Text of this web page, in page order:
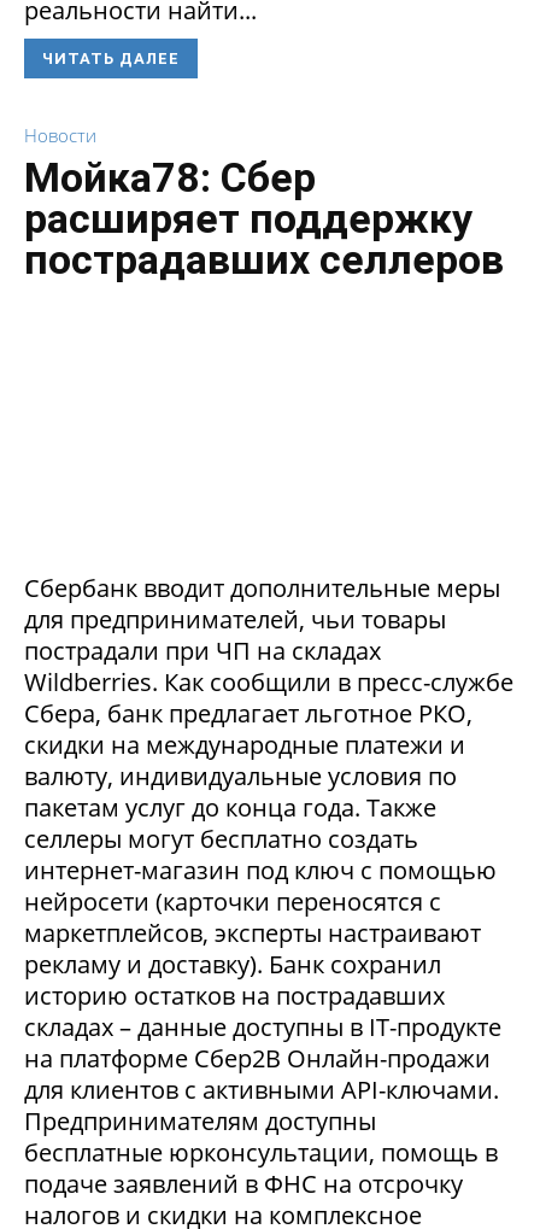
реальности найти...
ЧИТАТЬ ДАЛЕЕ
Новости
Мойка78: Сбер
расширяет поддержку
пострадавших селлеров
Сбербанк вводит дополнительные меры
для предпринимателей, чьи товары
пострадали при ЧП на складах
Wildberries. Как сообщили в пресс-службе
Сбера, банк предлагает льготное РКО,
скидки на международные платежи и
валюту, индивидуальные условия по
пакетам услуг до конца года. Также
селлеры могут бесплатно создать
интернет-магазин под ключ с помощью
нейросети (карточки переносятся с
маркетплейсов, эксперты настраивают
рекламу и доставку). Банк сохранил
историю остатков на пострадавших
складах – данные доступны в IT-продукте
на платформе Сбер2В Онлайн-продажи
для клиентов с активными API-ключами.
Предпринимателям доступны
бесплатные юрконсультации, помощь в
подаче заявлений в ФНС на отсрочку
налогов и скидки на комплексное